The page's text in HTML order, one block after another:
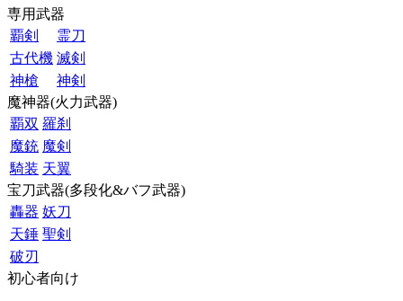
専用武器
覇剣
霊刀
古代機 滅剣
神槍
神剣
魔神器(火力武器)
覇双 羅刹
魔銃 魔剣
騎装 天翼
宝刀武器(多段化&バフ武器)
轟器 妖刀
天錘 聖剣
破刃
初心者向け